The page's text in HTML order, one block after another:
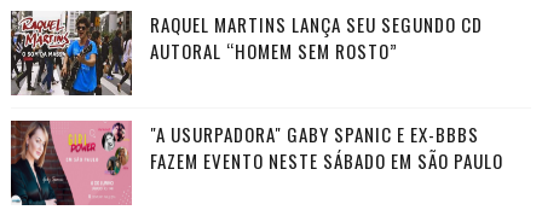
RAQUEL MARTINS LANÇA SEU SEGUNDO CD
AUTORAL “HOMEM SEM ROSTO”
"A USURPADORA" GABY SPANIC E EX-BBBS
FAZEM EVENTO NESTE SÁBADO EM SÃO PAULO